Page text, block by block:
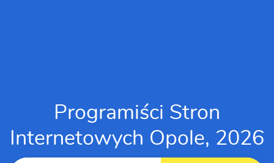
Programiści Stron
Internetowych Opole, 2026